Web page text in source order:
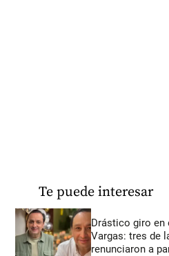
Te puede interesar
Drástico giro en
Vargas: tres de
renunciaron a